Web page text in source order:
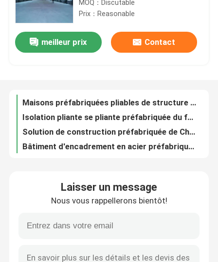
Produits
Au sujet de nous
Contrôle de qualité
Contactez-nous
Entrepôt de structure métallique
atelier de structure métallique
métallique Avec service de
traitement de perforation
MOQ：Discutable
Prix：Reasonable
meilleur prix Contact
Bâtiment d'encadrement en acier préfabriqué d'entrepôt en métal léger pour le stockage industriel
Hangar préfabriqué en acier industriel d'atelier de bâtiment d'entrepôt
Système en acier préfabriqué OEM de stockage en métal d'entrepôt de construction
ODM préfabriqué galvanisé de cadre en métal d'entrepôt de structure métallique
Laisser un message
Nous vous rappellerons bientôt!